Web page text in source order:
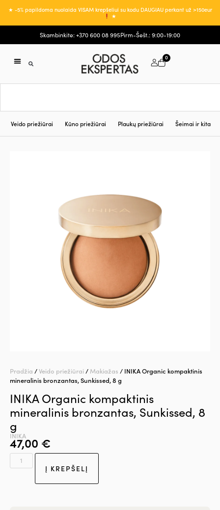
★ -5% papildoma nuolaida VISAM krepšeliui su kodu DAUGIAU perkant už >150eur
★
Skambinkite: +370 600 08 995Pirm-Šešt.: 9:00-19:00
0
Veido priežiūrai Kūno priežiūrai Plaukų priežiūrai Šeimai ir kita
Pradžia /Veido priežiūrai / Makiažas / INIKA Organic kompaktinis
mineralinis bronzantas, Sunkissed, 8 g
INIKA Organic kompaktinis
mineralinis bronzantas, Sunkissed, 8
g
INIKA
47,00 €
Į KREPŠELĮ